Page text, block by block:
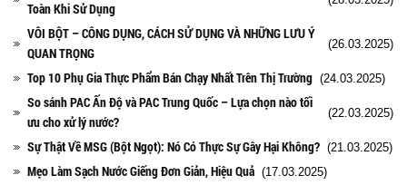
Toàn Khi Sử Dụng
VÔI BỘT – CÔNG DỤNG, CÁCH SỬ DỤNG VÀ NHỮNG LƯU Ý
QUAN TRỌNG
(26.03.2025)
Top 10 Phụ Gia Thực Phẩm Bán Chạy Nhất Trên Thị Trường (24.03.2025)
So sánh PAC Ấn Độ và PAC Trung Quốc – Lựa chọn nào tối
ưu cho xử lý nước?
(22.03.2025)
Sự Thật Về MSG (Bột Ngọt): Nó Có Thực Sự Gây Hại Không? (21.03.2025)
Mẹo Làm Sạch Nước Giếng Đơn Giản, Hiệu Quả (17.03.2025)